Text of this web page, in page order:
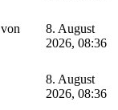
8. August
2026, 08:36
8. August
2026, 08:36